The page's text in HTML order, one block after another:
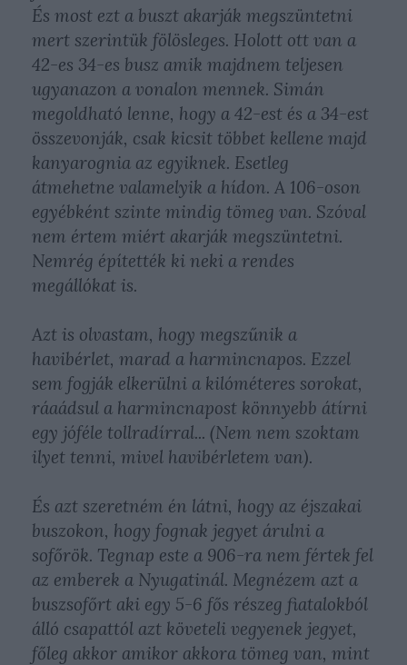
És most ezt a buszt akarják megszüntetni
mert szerintük fölösleges. Holott ott van a
42-es 34-es busz amik majdnem teljesen
ugyanazon a vonalon mennek. Simán
megoldható lenne, hogy a 42-est és a 34-est
összevonják, csak kicsit többet kellene majd
kanyarognia az egyiknek. Esetleg
átmehetne valamelyik a hídon. A 106-oson
egyébként szinte mindig tömeg van. Szóval
nem értem miért akarják megszüntetni.
Nemrég építették ki neki a rendes
megállókat is.
Azt is olvastam, hogy megszűnik a
havibérlet, marad a harmincnapos. Ezzel
sem fogják elkerülni a kilóméteres sorokat,
ráaádsul a harmincnapost könnyebb átírni
egy jóféle tollradírral... (Nem nem szoktam
ilyet tenni, mivel havibérletem van).
És azt szeretném én látni, hogy az éjszakai
buszokon, hogy fognak jegyet árulni a
sofőrök. Tegnap este a 906-ra nem fértek fel
az emberek a Nyugatinál. Megnézem azt a
buszsofőrt aki egy 5-6 fős részeg fiatalokból
álló csapattól azt követeli vegyenek jegyet,
főleg akkor amikor akkora tömeg van, mint